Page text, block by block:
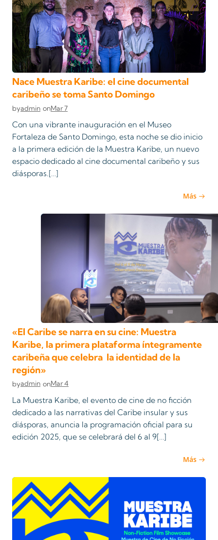
Nace Muestra Karibe: el cine documental
caribeño se toma Santo Domingo
byadmin onMar 7
Con una vibrante inauguración en el Museo
Fortaleza de Santo Domingo, esta noche se dio inicio
a la primera edición de la Muestra Karibe, un nuevo
espacio dedicado al cine documental caribeño y sus
diásporas.[…]
Más
«El Caribe se narra en su cine: Muestra
Karibe, la primera plataforma íntegramente
caribeña que celebra la identidad de la
región»
byadmin onMar 4
La Muestra Karibe, el evento de cine de no ficción
dedicado a las narrativas del Caribe insular y sus
diásporas, anuncia la programación oficial para su
edición 2025, que se celebrará del 6 al 9[…]
Más